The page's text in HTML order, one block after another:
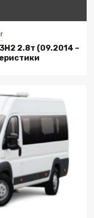
2.8т (09.2014 –